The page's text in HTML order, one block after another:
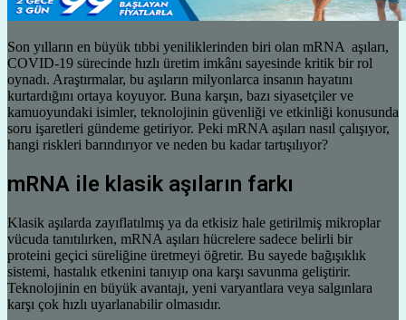
Son yılların en büyük tıbbi yeniliklerinden biri olan mRNA aşıları,
COVID-19 sürecinde hızlı üretim imkânı sayesinde kritik bir rol
oynadı. Araştırmalar, bu aşıların milyonlarca insanın hayatını
kurtardığını ortaya koyuyor. Buna karşın, bazı siyasetçiler ve
kamuoyundaki isimler, teknolojinin güvenliği ve etkinliği konusunda
soru işaretleri gündeme getiriyor. Peki mRNA aşıları nasıl çalışıyor,
hangi riskleri barındırıyor ve neden bu kadar tartışılıyor?
mRNA ile klasik aşıların farkı
Klasik aşılarda zayıflatılmış ya da etkisiz hale getirilmiş mikroplar
vücuda tanıtılırken, mRNA aşıları hücrelere sadece belirli bir
proteini geçici süreliğine üretmeyi öğretir. Bu sayede bağışıklık
sistemi, hastalık etkenini tanıyıp ona karşı savunma geliştirir.
Teknolojinin en büyük avantajı, yeni varyantlara veya salgınlara
karşı çok hızlı uyarlanabilir olmasıdır.